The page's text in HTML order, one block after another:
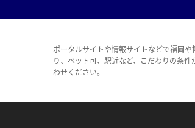
ポータルサイトや情報サイトなどで福岡
り、ペット可、駅近など、こだわりの条
わせください。